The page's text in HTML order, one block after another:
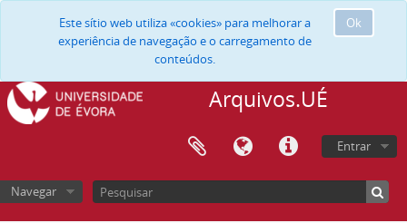
Ok
Este sítio web utiliza «cookies» para melhorar a
experiência de navegação e o carregamento de
conteúdos.
Arquivos.UÉ
Entrar
Navegar